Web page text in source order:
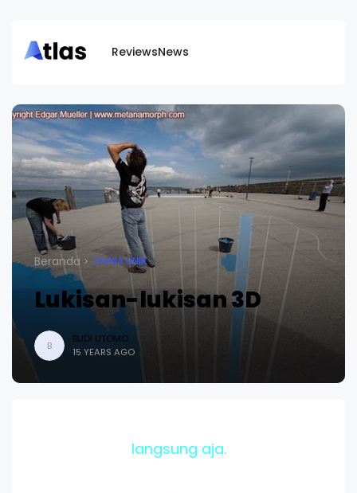
ReviewsNews
Beranda DUNIA UNIK
Lukisan-lukisan 3D
B
BUDI UTOMO
15 YEARS AGO
langsung aja.